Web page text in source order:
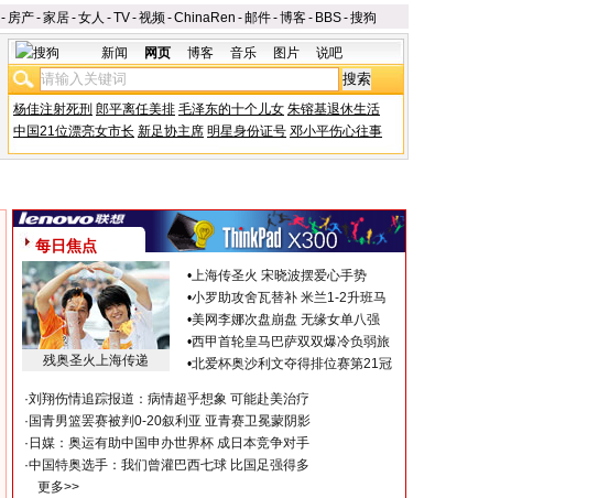
- 房产-家居-女人 -TV-视频-ChinaRen -邮件-博客- BBS-搜狗
新闻 网页 博客 音乐 图片 说吧
杨佳注射死刑 郎平离任美排 毛泽东的十个儿女 朱镕基退休生活
中国21位漂亮女市长 新足协主席 明星身份证号 邓小平伤心往事
每日焦点
残奥圣火上海传递
•上海传圣火 宋晓波摆爱心手势
•小罗助攻舍瓦替补 米兰1-2升班马
•美网李娜次盘崩盘 无缘女单八强
•西甲首轮皇马巴萨双双爆冷负弱旅
•北爱杯奥沙利文夺得排位赛第21冠
·刘翔伤情追踪报道：病情超乎想象 可能赴美治疗
· 国青男篮罢赛被判0-20叙利亚 亚青赛卫冕蒙阴影
· 日媒：奥运有助中国申办世界杯 成日本竞争对手
·中国特奥选手：我们曾灌巴西七球 比国足强得多
更多>>